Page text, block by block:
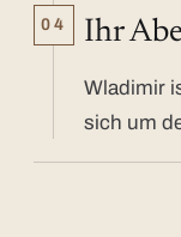
04 Ihr
Wladimir
sich um